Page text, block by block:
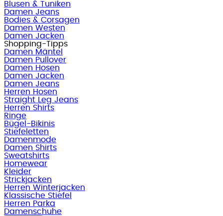
Blusen & Tuniken
Damen Jeans
Bodies & Corsagen
Damen Westen
Damen Jacken
Shopping-Tipps
Damen Mäntel
Damen Pullover
Damen Hosen
Damen Jacken
Damen Jeans
Herren Hosen
Straight Leg Jeans
Herren Shirts
Ringe
Bügel-Bikinis
Stiefeletten
Damenmode
Damen Shirts
Sweatshirts
Homewear
Kleider
Strickjacken
Herren Winterjacken
Klassische Stiefel
Herren Parka
Damenschuhe